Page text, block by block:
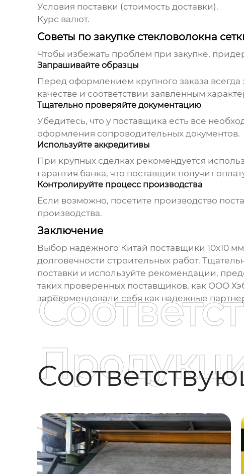
Условия поставки (стоимость доставки).
Курс валют.
Советы по закупке стекловолокна
Чтобы избежать проблем при закупке,
Запрашивайте образцы
Перед оформлением крупного заказа
качестве и соответствии заявленным
Тщательно проверяйте документацию
Убедитесь, что у поставщика есть все
оформления сопроводительных документов.
Используйте аккредитивы
При крупных сделках рекомендуется
гарантия банка, что поставщик получит
Контролируйте процесс производства
Если возможно, посетите производство
производства.
Заключение
Выбор надежного Китай поставщики 10x10
долговечности строительных работ.
поставки и используйте рекомендации,
таких проверенных поставщиков, как ООО
зарекомендовали себя как надежные